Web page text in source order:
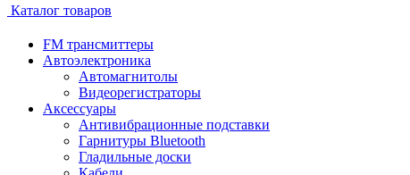
Каталог товаров
FM трансмиттеры
Автоэлектроника
Автомагнитолы
Видеорегистраторы
Аксессуары
Антивибрационные подставки
Гарнитуры Bluetooth
Гладильные доски